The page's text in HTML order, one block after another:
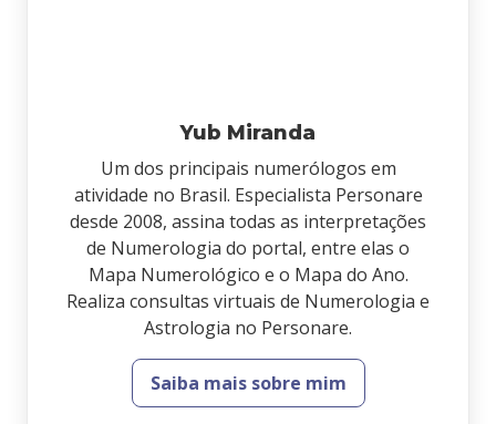
Yub Miranda
Um dos principais numerólogos em
atividade no Brasil. Especialista Personare
desde 2008, assina todas as interpretações
de Numerologia do portal, entre elas o
Mapa Numerológico e o Mapa do Ano.
Realiza consultas virtuais de Numerologia e
Astrologia no Personare.
Saiba mais sobre mim